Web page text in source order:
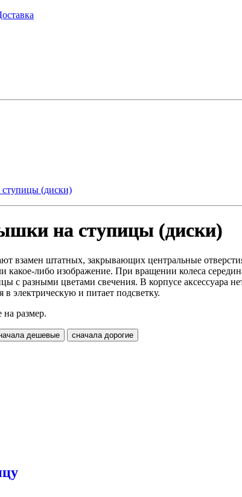
(диски)
на ступицы (диски)
взамен штатных, закрывающих центральные
какое-либо изображение. При вращении колеса
с разными цветами свечения. В корпусе аксессуара
электрическую и питает подсветку.
размер.